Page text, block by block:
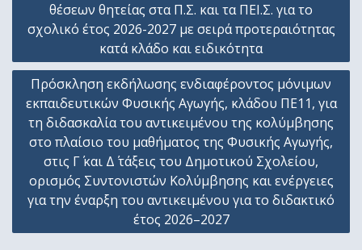
θέσεων θητείας στα Π.Σ. και τα ΠΕΙ.Σ. για το
σχολικό έτος 2026-2027 με σειρά προτεραιότητας
κατά κλάδο και ειδικότητα
Πρόσκληση εκδήλωσης ενδιαφέροντος μόνιμων
εκπαιδευτικών Φυσικής Αγωγής, κλάδου ΠΕ11, για
τη διδασκαλία του αντικειμένου της κολύμβησης
στο πλαίσιο του μαθήματος της Φυσικής Αγωγής,
στις Γ΄ και Δ΄ τάξεις του Δημοτικού Σχολείου,
ορισμός Συντονιστών Κολύμβησης και ενέργειες
για την έναρξη του αντικειμένου για το διδακτικό
έτος 2026–2027